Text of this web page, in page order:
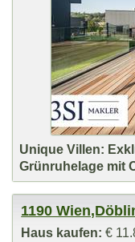
Unique Villen:
Grünruhelage mit
1190
Haus kaufen: €